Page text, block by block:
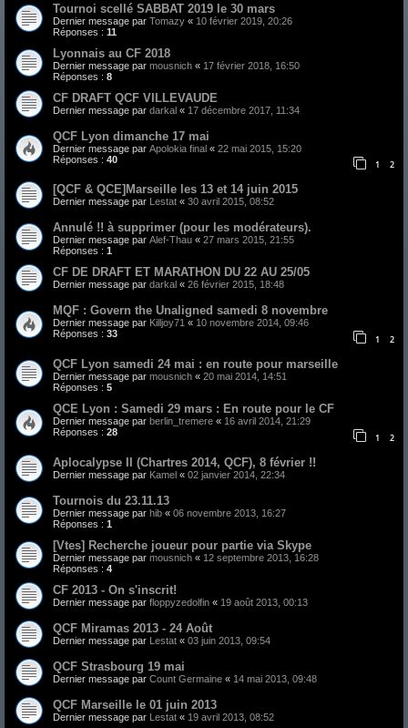
Tournoi scellé SABBAT 2019 le 30 mars
Dernier message par Tomazy « 10 février 2019, 20:26
Réponses : 11
Lyonnais au CF 2018
Dernier message par mousnich « 17 février 2018, 16:50
Réponses : 8
CF DRAFT QCF VILLEVAUDE
Dernier message par darkal « 17 décembre 2017, 11:34
QCF Lyon dimanche 17 mai
Dernier message par Apolokia final « 22 mai 2015, 15:20
Réponses : 40 1 2
[QCF & QCE]Marseille les 13 et 14 juin 2015
Dernier message par Lestat « 30 avril 2015, 08:52
Annulé !! à supprimer (pour les modérateurs).
Dernier message par Alef-Thau « 27 mars 2015, 21:55
Réponses : 1
CF DE DRAFT ET MARATHON DU 22 AU 25/05
Dernier message par darkal « 26 février 2015, 18:48
MQF : Govern the Unaligned samedi 8 novembre
Dernier message par Killjoy71 « 10 novembre 2014, 09:46
Réponses : 33 1 2
QCF Lyon samedi 24 mai : en route pour marseille
Dernier message par mousnich « 20 mai 2014, 14:51
Réponses : 5
QCE Lyon : Samedi 29 mars : En route pour le CF
Dernier message par berlin_tremere « 16 avril 2014, 21:29
Réponses : 28 1 2
Aplocalypse II (Chartres 2014, QCF), 8 février !!
Dernier message par Kamel « 02 janvier 2014, 22:34
Tournois du 23.11.13
Dernier message par hib « 06 novembre 2013, 16:27
Réponses : 1
[Vtes] Recherche joueur pour partie via Skype
Dernier message par mousnich « 12 septembre 2013, 16:28
Réponses : 4
CF 2013 - On s'inscrit!
Dernier message par floppyzedolfin « 19 août 2013, 00:13
QCF Miramas 2013 - 24 Août
Dernier message par Lestat « 03 juin 2013, 09:54
QCF Strasbourg 19 mai
Dernier message par Count Germaine « 14 mai 2013, 09:48
QCF Marseille le 01 juin 2013
Dernier message par Lestat « 19 avril 2013, 08:52